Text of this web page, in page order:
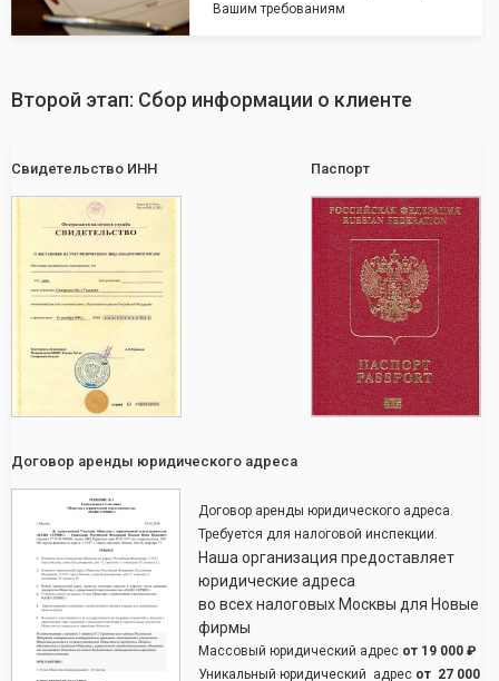
Вашим требованиям
Второй этап: Сбор информации о клиенте
Свидетельство ИНН Паспорт
Договор аренды юридического адреса
Договор аренды юридического адреса.
Требуется для налоговой инспекции.
Наша организация предоставляет
юридические адреса
во всех налоговых Москвы для Новые
фирмы
Массовый юридический адрес от 19 000 ₽
Уникальный юридический адрес от 27 000